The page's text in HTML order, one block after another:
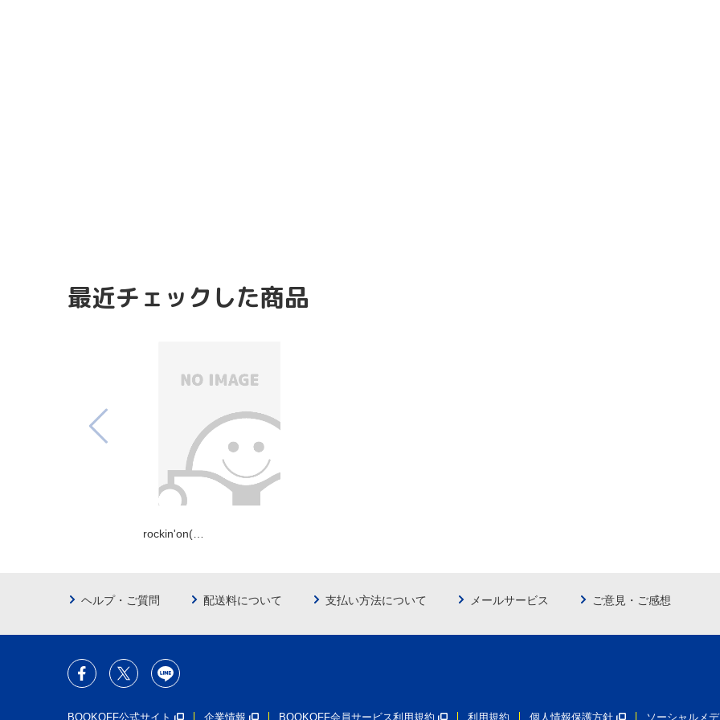
最近チェックした商品
rockin'on(…
ヘルプ・ご質問 配送料について 支払い方法について メールサービス ご意見・ご感想
BOOKOFF公式サイト 企業情報 BOOKOFF会員サービス利用規約 利用規約 個人情報保護方針 ソーシャルメ